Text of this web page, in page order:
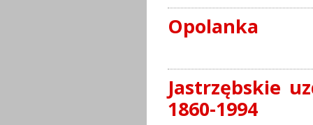
Opolanka
Jastrzębskie
1860-1994